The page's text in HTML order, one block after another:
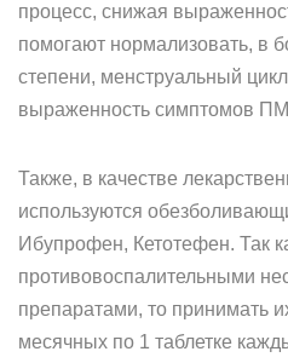
процесс, снижая
помогают нормализовать, в
степени, менструальный
выраженность симптомов
Также, в качестве
используются
Ибупрофен, Кетотефен. Так
противовоспалительными
препаратами, то принимать
месячных по 1 таблетке